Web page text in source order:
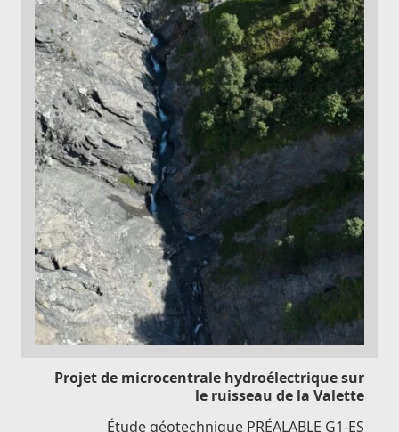
Projet de microcentrale hydroélectrique sur
le ruisseau de la Valette
Étude géotechnique PRÉALABLE G1-ES